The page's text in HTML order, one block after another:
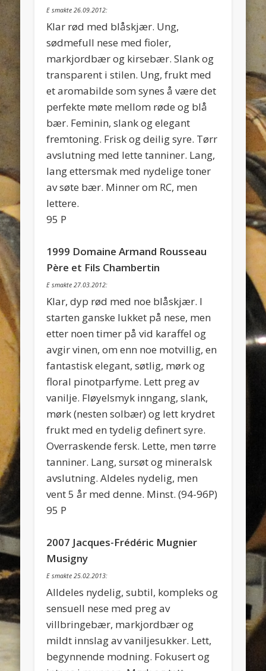
E smakte 26.09.2012:
Klar rød med blåskjær. Ung,
sødmefull nese med fioler,
markjordbær og kirsebær. Slank og
transparent i stilen. Ung, frukt med
et aromabilde som synes å være det
perfekte møte mellom røde og blå
bær. Feminin, slank og elegant
fremtoning. Frisk og deilig syre. Tørr
avslutning med lette tanniner. Lang,
lang ettersmak med nydelige toner
av søte bær. Minner om RC, men
lettere.
95 P
1999 Domaine Armand Rousseau
Père et Fils Chambertin
E smakte 27.03.2012:
Klar, dyp rød med noe blåskjær. I
starten ganske lukket på nese, men
etter noen timer på vid karaffel og
avgir vinen, om enn noe motvillig, en
fantastisk elegant, søtlig, mørk og
floral pinotparfyme. Lett preg av
vanilje. Fløyelsmyk inngang, slank,
mørk (nesten solbær) og lett krydret
frukt med en tydelig definert syre.
Overraskende fersk. Lette, men tørre
tanniner. Lang, sursøt og mineralsk
avslutning. Aldeles nydelig, men
vent 5 år med denne. Minst. (94-96P)
95 P
2007 Jacques-Frédéric Mugnier
Musigny
E smakte 25.02.2013:
Alldeles nydelig, subtil, kompleks og
sensuell nese med preg av
villbringebær, markjordbær og
mildt innslag av vaniljesukker. Lett,
begynnende modning. Fokusert og